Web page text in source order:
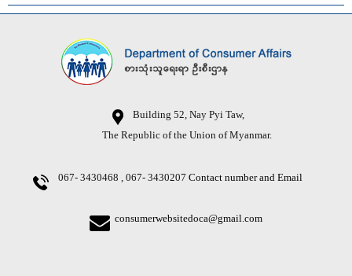
Building 52, Nay Pyi Taw,
The Republic of the Union of Myanmar.
067- 3430468 , 067- 3430207 Contact number and Email
consumerwebsitedoca@gmail.com